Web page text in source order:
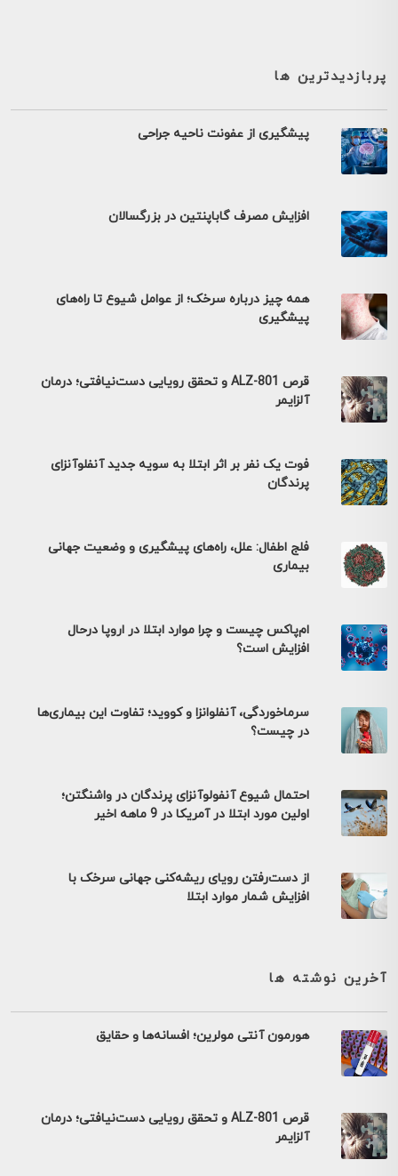
پربازدیدترین ها
پیشگیری از عفونت ناحیه جراحی
افزایش مصرف گاباپنتین در بزرگسالان
همه چیز درباره سرخک؛ از عوامل شیوع تا راه‌های
پیشگیری
قرص ALZ-801 و تحقق رویایی دست‌نیافتی؛ درمان
آلزایمر
فوت یک نفر بر اثر ابتلا به سویه جدید آنفلوآنزای
پرندگان
فلج اطفال: علل، راه‌های پیشگیری و وضعیت جهانی
بیماری
ام‌پاکس چیست و چرا موارد ابتلا در اروپا درحال
افزایش است؟
سرماخوردگی، آنفلوانزا و کووید؛ تفاوت این بیماری‌ها
در چیست؟
احتمال شیوع آنفولوآنزای پرندگان در واشنگتن؛
اولین مورد ابتلا در آمریکا در 9 ماهه اخیر
از دست‌رفتن رویای ریشه‌کنی جهانی سرخک با
افزایش شمار موارد ابتلا
آخرین نوشته ها
هورمون آنتی مولرین؛ افسانه‌ها و حقایق
قرص ALZ-801 و تحقق رویایی دست‌نیافتی؛ درمان
آلزایمر